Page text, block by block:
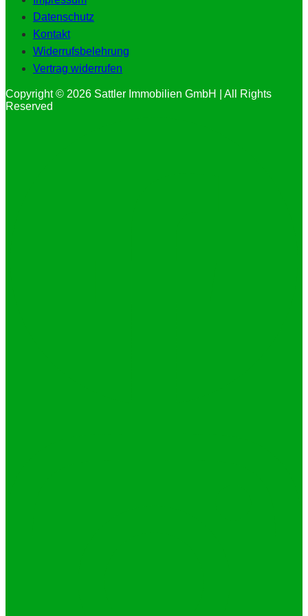
Datenschutz
Kontakt
Widerrufsbelehrung
Vertrag widerrufen
Copyright © 2026 Sattler Immobilien GmbH | All Rights
Reserved